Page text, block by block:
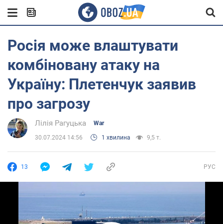
Росія може влаштувати
комбіновану атаку на
Україну: Плетенчук заявив
про загрозу
Лілія Рагуцька War
30.07.2024 14:56 1 хвилина 9,5 т.
13 РУС